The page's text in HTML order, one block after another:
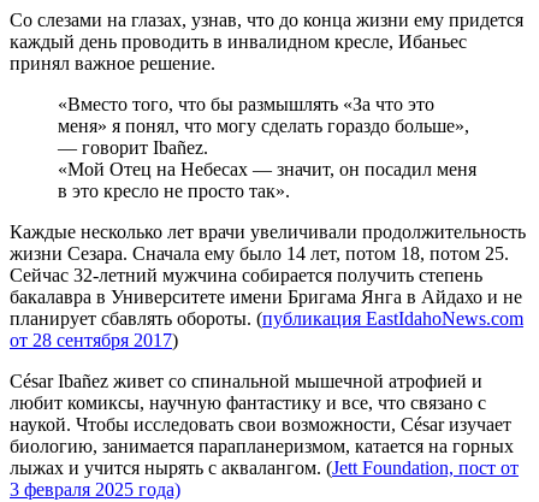
Со слезами на глазах, узнав, что до конца жизни ему придется
каждый день проводить в инвалидном кресле, Ибаньес
принял важное решение.
«Вместо того, что бы размышлять «За что это
меня» я понял, что могу сделать гораздо больше»,
— говорит Ibañez.
«Мой Отец на Небесах — значит, он посадил меня
в это кресло не просто так».
Каждые несколько лет врачи увеличивали продолжительность
жизни Сезара. Сначала ему было 14 лет, потом 18, потом 25.
Сейчас 32-летний мужчина собирается получить степень
бакалавра в Университете имени Бригама Янга в Айдахо и не
планирует сбавлять обороты. (публикация EastIdahoNews.com
от 28 сентября 2017)
César Ibañez живет со спинальной мышечной атрофией и
любит комиксы, научную фантастику и все, что связано с
наукой. Чтобы исследовать свои возможности, César изучает
биологию, занимается парапланеризмом, катается на горных
лыжах и учится нырять с аквалангом. (Jett Foundation, пост от
3 февраля 2025 года)